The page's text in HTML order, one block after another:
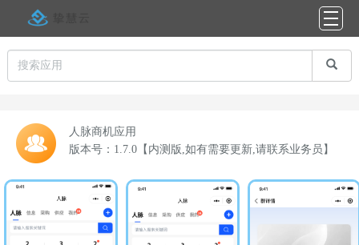
人脉商机应用
版本号：1.7.0【内测版,如有需要更新,请联系业务员】